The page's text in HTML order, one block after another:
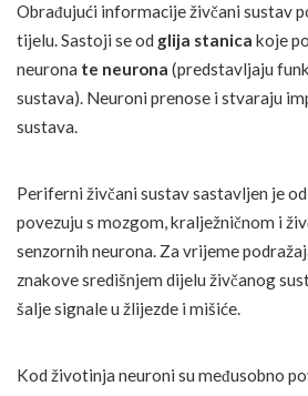
Obrađujući informacije živčani sustav
tijelu. Sastoji se od glija stanica koje
neurona te neurona (predstavljaju
sustava). Neuroni prenose i stvaraju
sustava.
Periferni živčani sustav sastavljen je
povezuju s mozgom, kralježničnom i
senzornih neurona. Za vrijeme
znakove središnjem dijelu živčanog
šalje signale u žlijezde i mišiće.
Kod životinja neuroni su međusobno